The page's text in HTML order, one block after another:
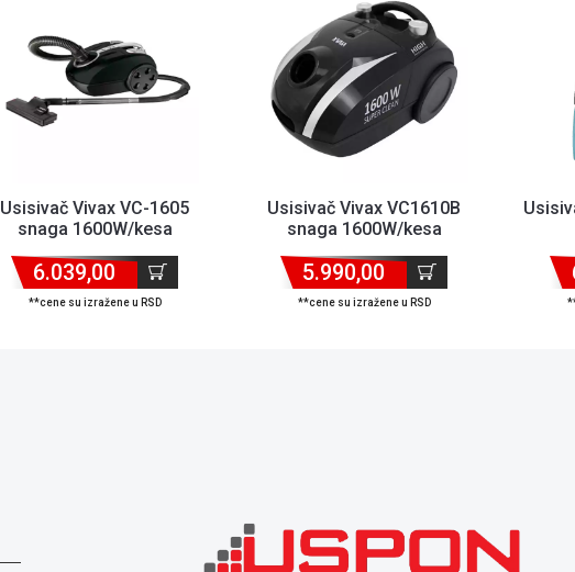
Usisivač Vivax VC-1605
snaga 1600W/kesa
6.039,00
**cene su izražene u RSD
Usisivač Vivax VC1610B
snaga 1600W/kesa
5.990,00
**cene su izražene u RSD